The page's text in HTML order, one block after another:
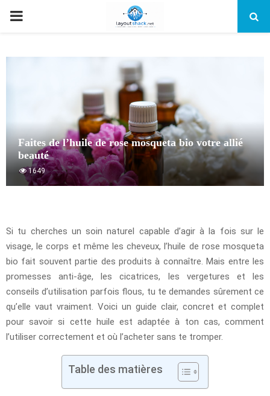
PRIMARY
Faites de l’huile de rose mosqueta bio votre allié
beauté
1649
Si tu cherches un soin naturel capable d’agir à la fois sur le
visage, le corps et même les cheveux, l’huile de rose mosqueta
bio fait souvent partie des produits à connaître. Mais entre les
promesses anti-âge, les cicatrices, les vergetures et les
conseils d’utilisation parfois flous, tu te demandes sûrement ce
qu’elle vaut vraiment. Voici un guide clair, concret et complet
pour savoir si cette huile est adaptée à ton cas, comment
l’utiliser correctement et où l’acheter sans te tromper.
Table des matières